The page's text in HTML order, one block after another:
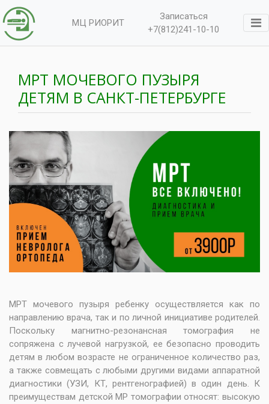
МЦ РИОРИТ
Записаться
+7(812)241-10-10
МРТ МОЧЕВОГО ПУЗЫРЯ
ДЕТЯМ В САНКТ-ПЕТЕРБУРГЕ
МРТ мочевого пузыря ребенку осуществляется как по
направлению врача, так и по личной инициативе родителей.
Поскольку магнитно-резонансная томография не
сопряжена с лучевой нагрузкой, ее безопасно проводить
детям в любом возрасте не ограниченное количество раз,
а также совмещать с любыми другими видами аппаратной
диагностики (УЗИ, КТ, рентгенографией) в один день. К
преимуществам детской МР томографии относят: высокую